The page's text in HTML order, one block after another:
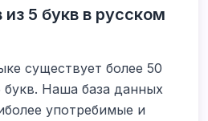
из 5 букв в русском
существует более 50
букв. Наша база данных
употребимые и